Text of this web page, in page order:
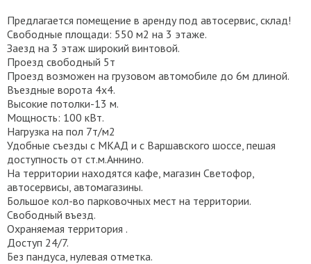
Предлагается помещение в аренду под автосервис, склад!
Свободные площади: 550 м2 на 3 этаже.
Заезд на 3 этаж широкий винтовой.
Проезд свободный 5т
Проезд возможен на грузовом автомобиле до 6м длиной.
Въездные ворота 4х4.
Высокие потолки-13 м.
Мощность: 100 кВт.
Нагрузка на пол 7т/м2
Удобные съезды с МКАД и с Варшавского шоссе, пешая
доступность от ст.м.Аннино.
На территории находятся кафе, магазин Светофор,
автосервисы, автомагазины.
Большое кол-во парковочных мест на территории.
Свободный въезд.
Охраняемая территория .
Доступ 24/7.
Без пандуса, нулевая отметка.